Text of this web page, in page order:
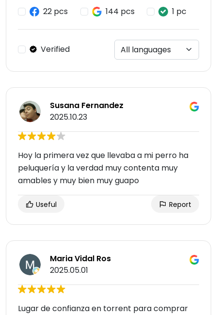
22 pcs
144 pcs 1 pc
Verified
Susana Fernandez
2025.10.23
Hoy la primera vez que llevaba a mi perro ha
peluquería y la verdad muy contenta muy
amables y muy bien muy guapo
Useful Report
Maria Vidal Ros
2025.05.01
Lugar de confianza en torrent para comprar